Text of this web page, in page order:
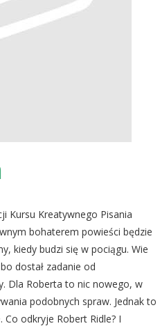
Kursu Kreatywnego Pisania
bohaterem powieści będzie
kiedy budzi się w pociągu. Wie
dostał zadanie od
Dla Roberta to nic nowego, w
podobnych spraw. Jednak to
Co odkryje Robert Ridle? I